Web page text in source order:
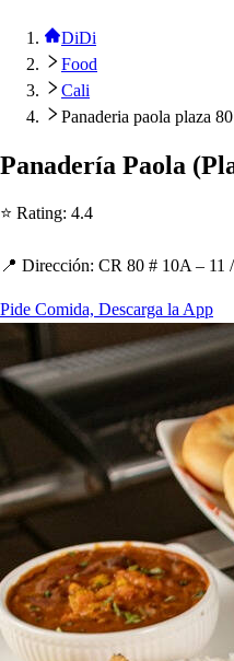
DiDi
Food
Cali
Panaderia paola plaza 80
Panadería Paola (
⭐ Rating: 4.4
📍 Dirección: CR 80 # 10A – 11 /
Pide Comida, Descarga la App